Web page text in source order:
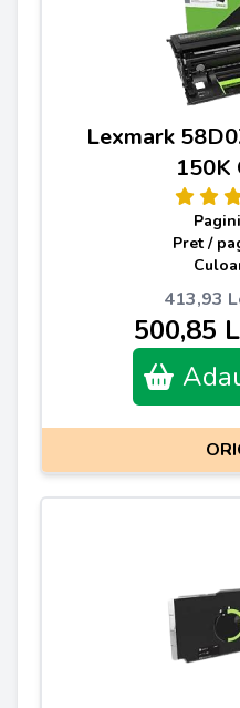
Lexmark
150K
Pret /
413,93
500,85